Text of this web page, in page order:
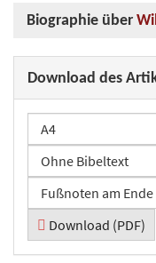
Biographie über
Download des
Download (PDF)